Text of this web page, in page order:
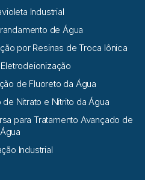
Industrial
de Água
por Resinas de Troca Iônica
de Fluoreto da Água
Nitrato e Nitrito da Água
para Tratamento Avançado de
Água
Industrial